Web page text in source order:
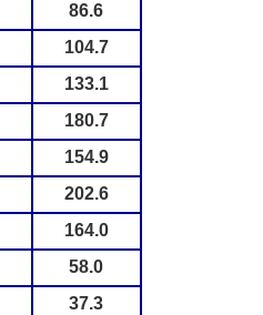
86.6
104.7
133.1
180.7
154.9
202.6
164.0
58.0
37.3